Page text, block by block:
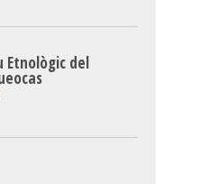
Etnològic del